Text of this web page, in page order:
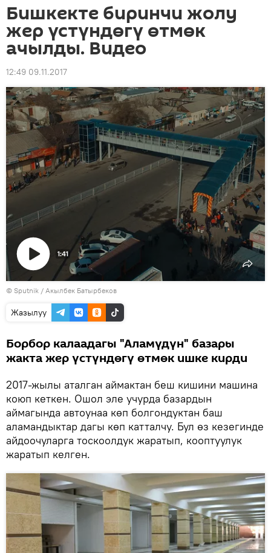
Бишкекте биринчи жолу
жер үстүндөгү өтмөк
ачылды. Видео
12:49 09.11.2017
Видеону
көрсөтүү
1:41
© Sputnik / Акылбек Батырбеков
Жазылуу
Борбор калаадагы "Аламүдүн" базары
жакта жер үстүндөгү өтмөк ишке кирди
2017-жылы аталган аймактан беш кишини машина
коюп кеткен. Ошол эле учурда базардын
аймагында автоунаа көп болгондуктан баш
аламандыктар дагы көп катталчу. Бул өз кезегинде
айдоочуларга тоскоолдук жаратып, кооптуулук
жаратып келген.